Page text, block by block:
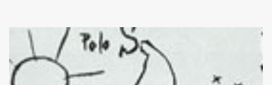
que viera para sua colônia em 1808 por ocasião da invasão
francesa ao território português. As obras pintadas de
Debret serviram, posteriormente, para definir os textos da sua
obra Viagem Pitoresca e Histórica ao Brasil , publicada entre os